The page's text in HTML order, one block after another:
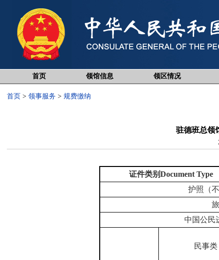
首页 领馆信息 领区情况
首页 > 领事服务 > 规费缴纳
驻德班总领
证件类别Document Type
护照 （
中国公民
民事类